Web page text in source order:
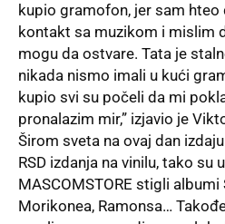
kupio gramofon, jer sam hteo
kontakt sa muzikom i mislim
mogu da ostvare. Tata je
nikada nismo imali u kući
kupio svi su počeli da mi
pronalazim mir,” izjavio je
Širom sveta na ovaj dan
RSD izdanja na vinilu, tako su
MASCOMSTORE stigli albumi
Morikonea, Ramonsa…